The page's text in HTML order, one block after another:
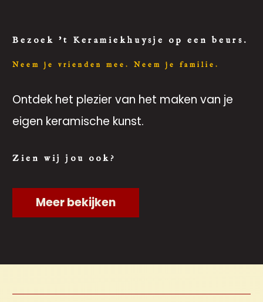
Bezoek 't Keramiekhuysje op een beurs.
Neem je vrienden mee. Neem je familie.
Ontdek het plezier van het maken van je
eigen keramische kunst.
Zien wij jou ook?
Meer bekijken